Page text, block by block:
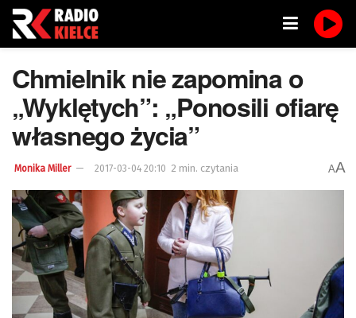
Chmielnik nie zapomina o
„Wyklętych”: „Ponosili ofiarę
własnego życia”
Monika Miller 2017-03-04 20:10 2 min. czytania AA